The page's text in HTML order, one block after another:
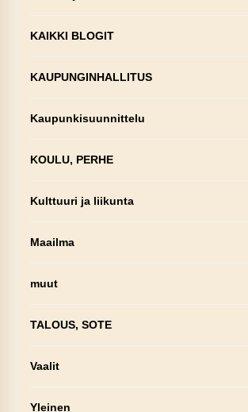
KAIKKI BLOGIT
KAUPUNGINHALLITUS
Kaupunkisuunnittelu
KOULU, PERHE
Kulttuuri ja liikunta
Maailma
muut
TALOUS, SOTE
Vaalit
Yleinen